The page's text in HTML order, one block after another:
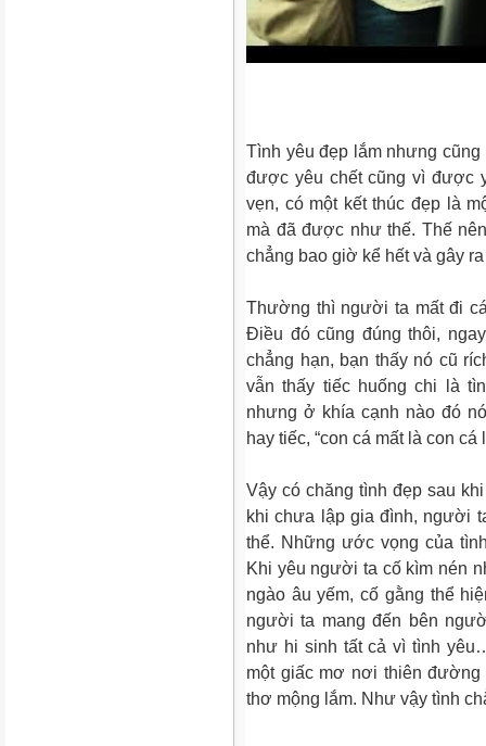
Tình yêu đẹp lắm nhưng
được yêu chết cũng vì được
vẹn, có một kết thúc đẹp là
mà đã được như thế. Thế
chẳng bao giờ kể hết và gây
Thường thì người ta mất đi
Điều đó cũng đúng thôi,
chẳng hạn, bạn thấy nó cũ
vẫn thấy tiếc huống chi là
nhưng ở khía cạnh nào đó
hay tiếc, “con cá mất là con cá
Vậy có chăng tình đẹp sau
khi chưa lập gia đình, người
thể. Những ước vọng của
Khi yêu người ta cố kìm nén
ngào âu yếm, cố gằng thể
người ta mang đến bên
như hi sinh tất cả vì tình
một giấc mơ nơi thiên
thơ mộng lắm. Như vậy tình